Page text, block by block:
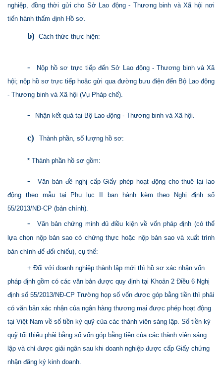
nghiệp, đồng thời gửi cho Sở Lao động - Thương binh và Xã hội nơi
tiến hành thấm định Hồ sơ.
b) Cách thức thực hiện:
-
Nộp hồ sơ trực tiếp đến Sở Lao động - Thương binh và Xã
hội; nộp hồ sơ trực tiếp hoặc gửi qua đường bưu điện đến Bộ Lao động
- Thương binh và Xã hội (Vụ Pháp chế).
- Nhận kết quả tại Bộ Lao động - Thương binh và Xã hội.
c) Thành phần, số lượng hồ sơ:
* Thành phần hồ sơ gồm:
-
Văn bản đề nghị cấp Giấy phép hoạt động cho thuê lại lao
động theo mẫu tại Phụ lục II ban hành kèm theo Nghị định số
55/2013/NĐ-CP (bản chính).
-
Văn bản chứng minh đủ điều kiện về vốn pháp định (có thể
lựa chọn nộp bản sao có chứng thực hoặc nộp bản sao và xuất trình
bản chính để đối chiếu), cụ thể:
+ Đối với doanh nghiệp thành lập mới thì hồ sơ xác nhận vốn
pháp định gồm có các văn bản được quy định tại Khoản 2 Điều 6 Nghị
định số 55/2013/NĐ-CP Trường họp số vốn được góp bằng tiền thì phải
có văn bản xác nhận của ngân hàng thương mại được phép hoạt động
tại Việt Nam về số tiền ký quỹ của các thành viên sáng lập. Số tiền ký
quỹ tối thiểu phải bằng số vốn góp bằng tiền của các thành viên sáng
lập và chỉ được giải ngân sau khi doanh nghiệp được cấp Giấy chứng
nhận đăng ký kinh doanh.